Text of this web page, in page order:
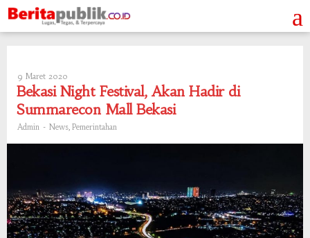
Skip
to
content
9 Maret 2020
Admin
Bekasi Night Festival, Akan Hadir di
Summarecon Mall Bekasi
Admin - News, Pemerintahan